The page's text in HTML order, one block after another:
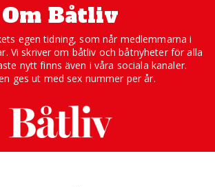
Om Båtliv
egen tidning, som når medlemmarna i
Vi skriver om båtliv och båtnyheter för alla
nytt finns även i våra sociala kanaler.
ges ut med sex nummer per år.